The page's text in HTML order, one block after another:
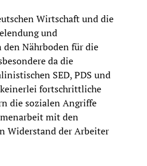
Wirtschaft und die
und
Nährboden für die
da die
SED, PDS und
fortschrittliche
die sozialen Angriffe
mit den
Widerstand der Arbeiter